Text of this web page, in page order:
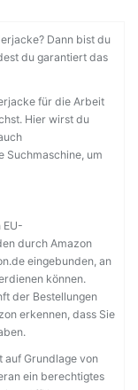
Dann bist du
du garantiert das
für die Arbeit
Hier wirst du
Suchmaschine, um
EU-
durch Amazon
eingebunden, an
können.
der Bestellungen
erkennen, dass Sie
auf Grundlage von
ein berechtigtes